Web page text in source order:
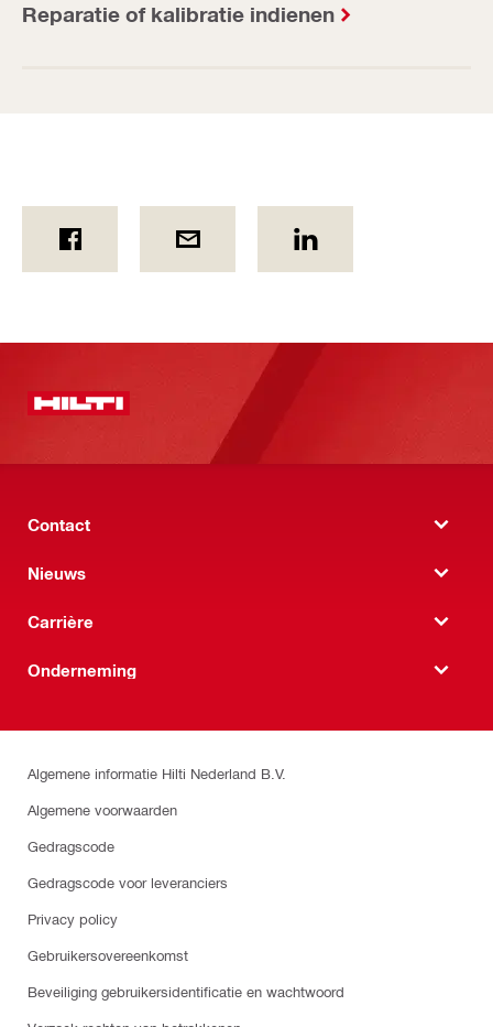
Reparatie of kalibratie indienen
Contact
Nieuws
Carrière
Onderneming
Algemene informatie Hilti Nederland B.V.
Algemene voorwaarden
Gedragscode
Gedragscode voor leveranciers
Privacy policy
Gebruikersovereenkomst
Beveiliging gebruikersidentificatie en wachtwoord